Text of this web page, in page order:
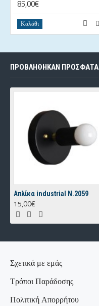
85,00€
Καλάθι
ΠΡΟΒΛΗΘΗΚΑΝ ΠΡΟΣΦΑΤΑ
Aπλίκα industrial Ν.2059
15,00€
Σχετικά με εμάς
Τρόποι Παράδοσης
Πολιτική Απορρήτου